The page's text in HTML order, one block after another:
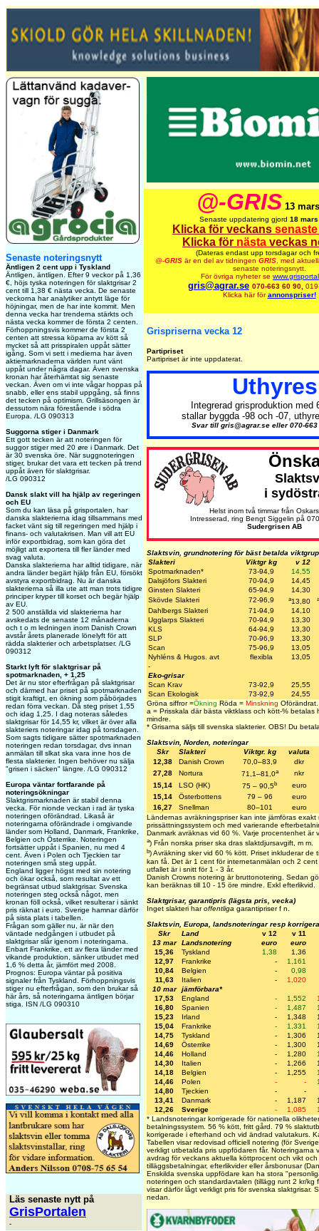
Senaste noteringsnytt
Äntligen 2 cent upp i Tyskland
Äntligen, äntligen. Efter 9 veckor på 1,36
€, höjs tyska noteringen för slaktgrisar 2
cent till 1,38 € nästa vecka. De senaste
veckorna har analytiker antytt läge för
höjningar, men de har inte kommit. Men
denna vecka har trenderna stärkts och
nästa vecka kommer de första 2 centen.
Förhoppningsvis kommer de första 2
centen att stressa köparna av kött så
mycket så att prisspiralen uppåt sätter
igång. Som vi sett i medierna har även
aktiemarknaderna världen runt vänt
uppåt under några dagar. Även svenska
kronan har återhämtat sig senaste
veckan. Även om vi inte vågar hoppas på
snabb, eller ens stabil uppgång, så finns
det tecken på optimism. Grillsäsongen är
dessutom nära förestående i södra
Europa. /LG 090313
Suggorna stiger i Danmark
Ett gott tecken är att noteringen för
suggor stiger med 20 øre i Danmark. Det
är 30 svenska öre. När suggnoteringen
stiger, brukar det vara ett tecken på trend
uppåt även för slaktgrisar.
/LG 090312
Dansk slakt vill ha hjälp av regeringen
och EU
Som du kan läsa på grisportalen, har
danska slakterierna idag tillsammans med
facket vänt sig till regeringen med hjälp i
finans- och valutakrisen. Man vill att EU
inför exportbidrag, som kan göra det
möjligt att exportera till fler länder med
svag valuta.
Danska slakterierna har alltid tidigare, när
andra länder begärt hjälp från EU, försökt
avstyra exportbidrag. Nu är danska
slakterierna så illa ute att man trots tidigre
principer kryper till korset och begär hjälp
av EU.
2 500 anställda vid slakterierna har
avskedats de senaste 12 månaderna
och t o m ledningen inom Danish Crown
avstår årets planerade lönelyft för att
rädda slakterier och arbetsplatser. /LG
090312
Starkt lyft för slaktgrisar på
spotmarknaden, + 1,25
Det är nu stor efterfrågan på slaktgrisar
och därmed har priset på spotmarknaden
stigit kraftigt, en ökning som påbörjades
redan förra veckan. Då steg priset 1,55
och idag 1,25. I dag noteras således
slaktgrisar för 14,55 kr, vilket är över alla
slakteriers noteringar idag på torsdagen.
Som sagts tidigare sätter spotmarknaden
noteringen redan torsdagar, dvs innan
anmälan till slkat ska vara inne hos de
flesta slakterier. Ingen behöver nu sälja
"grisen i säcken" längre. /LG 090312
Europa väntar fortfarande på
noteringsökningar
Slaktgrismarknaden är stabil denna
vecka. För nionde veckan i rad är tyska
noteringen oförändrad. Likaså är
noteringarna oförändrade i omgivande
länder som Holland, Danmark, Frankrike,
Belgien och Österrike. Noteringen
fortsätter uppåt i Spanien, nu med 4
cent. Även i Polen och Tjeckien tar
noteringen små steg uppåt.
England ligger högst med sin notering
och ökar också, som resultat av ett
begränsat utbud slaktgrisar. Svenska
noteringen steg också något, men
kronan föll också, vilket resulterar i sänkt
pris räknat i euro. Sverige hamnar därför
på sista plats i tabellen.
Frågan som gäller nu, är när den
väntade nedgången i utbudet på
slaktgrisar slår igenom i noteringarna.
Enbart Frankrike, ett av flera länder med
vikande produktion, sänker utbudet med
1,6 % detta år, jämfört med 2008.
Prognos: Europa väntar på positiva
signaler från Tyskland. Förhoppningsvis
stiger nu efterfrågan, som den brukar så
här års, så noteringarna äntligen börjar
stiga. ISN /LG 090310
Läs senaste nytt på
GrisPortalen
-
@-GRIS 13
Senaste uppdatering gjord 18
Klicka för veckans senaste
Klicka för nästa veckas
(Dateras endast upp torsdagar och
@-GRIS är en del av tidningen GRIS, med
senaste noteringsnytt.
För övriga nyheter se
gris@agrar.se 070-663 60 90,
Klicka här förannonspriser!
Grispriserna vecka 12
Partipriset
Partipriset är inte uppdaterat.
Uthyres
Integrerad grisproduktion med
stallar byggda -98 och -07,
Svar till gris@agrar.se eller 070-663
i
Helst inom två timmar från
Intresserad, ring Bengt Siggelin på
Sudergrisen AB
Slaktsvin, grundnotering för bäst betalda
Slakteri
Viktgr kg
v 12
Spotmarknaden*
73-94,9
14,55
Dalsjöfors Slakteri
70-94,9
14,45
Ginsten Slakteri
65-94,9
14,30
Skövde Slakteri
72-96,9 a13,80 a
Dahlbergs Slakteri 71-94,9
14,10
Ugglarps Slakteri
70-94,9
13,30
KLS
64-94,9
13,30
SLP
70-96,9
13,30
Scan
75-96,9
13,05
Nyhléns & Hugos. avt
flexibla
13,05
-
Eko-grisar
Scan Krav
73-92,9
25,55
Scan Ekologisk
73-92,9
24,55
Gröna siffror =Ökning Röda = Minskning Oförändrat.
a = Prisskala där bästa viktklass och kött-% betalas
mindre.
* Grisarna säljs till svenska slakterier. OBS! Du
Slaktsvin, Norden, noteringar
Skr
Slakteri Viktgr. kg
valuta
12,38
Danish Crown 70,0–83,9
dkr
27,28
Nortura 71,1–81,0a
nkr
15,14
LSO (HK) 75 – 90,5b
euro
15,14
Österbottens 79 – 96
euro
16,27
Snellman 80–101
euro
Ländernas avräkningspriser kan inte jämföras
prissättningssystem och med varierande
Danmark avräknas vid 60 %. Varje procentenhet är
a) Från norska priser ska dras slaktdjursavgift, m m.
b) Avräkning sker vid 60 % kött. Priset inkluderar de
kan få. Det är 1 cent för internetanmälan och 2
utfallet är i snitt för 1 - 3 år.
Danish Crowns notering är bruttonotering. Sedan
kan beräknas till 10 - 15 öre mindre. Exkl efterlikvid.
Slaktgrisar, garantipris (lägsta pris, vecka)
Inget slakteri haroffentliga garantipriser f n.
Slaktsvin, Europa, landsnoteringar resp
Skr
Land v 12
v 11
13 mar
Landsnotering euro
euro
15,36
Tyskland 1,38
1,36
12,97
Frankrike -
1,161
10,84
Belgien -
0,98
11,63
Italien -
1,020
10 mar
jämförbara*
17,53
England - 1,552
16,80
Spanien - 1,487
15,23
Irland - 1,348
15,04
Frankrike - 1,331
14,75
Tyskland - 1,306
14,69
Österrike - 1,300
14,46
Holland - 1,280
14,30
Italien - 1,266
14,18
Belgien - 1,255
14,46
Polen - -
14,80
Tjeckien -
-
13,41
Danmark - 1,187
12,26
Sverige - 1,085
* Landsnoteringar korrigerade för nationella
betalningssystem. 56 % kött, fritt gård. 79 %
korrigerade i efterhand och vid ändrad valutakurs.
Tabellen visar redovisad officiell notering (för
verkligt utbetalda pris uppfödaren får. Noteringarna
avdrag för veckans aktuella köttprocent och vikt
tilläggsbetalningar, efterlikvider eller årsbonusar
Enskilda svenska uppfödare kan ha stora
noteringen och standardavtalen (tillägg runt 2 kr/kg
visar därför lågt verkligt pris för svenska slaktgrisar.
nedan.